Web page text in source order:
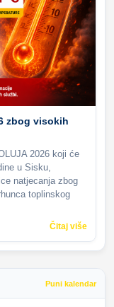
zbog visokih
2026 koji će
u Sisku,
natjecanja zbog
toplinskog
Čitaj više
Puni kalendar